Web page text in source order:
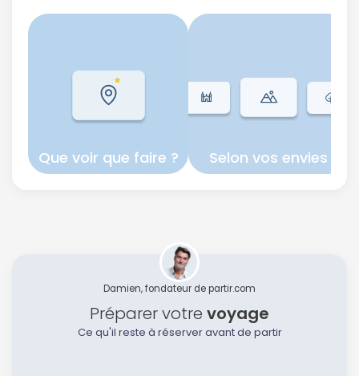
Que voir que faire ? Selon vos envies
Damien, fondateur de partir.com
Préparer votre voyage
Ce qu'il reste à réserver avant de partir